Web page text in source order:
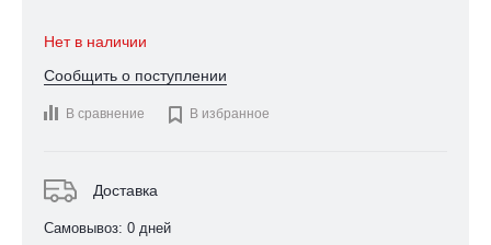
Нет в наличии
Сообщить о поступлении
В сравнение  В избранное
Доставка
Самовывоз: 0 дней